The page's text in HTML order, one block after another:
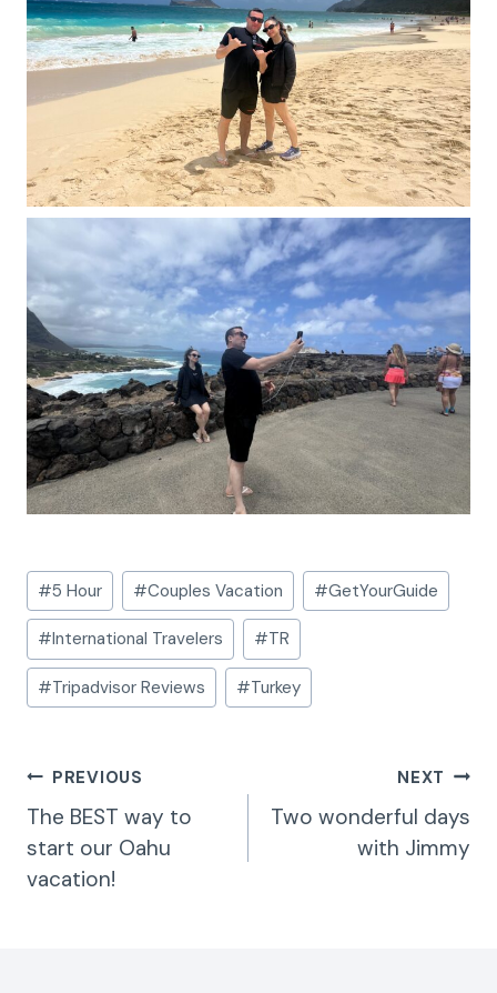
Post
Tags:
#5 Hour #Couples Vacation #GetYourGuide
#International Travelers #TR
#Tripadvisor Reviews #Turkey
Post
Navigation
PREVIOUS
The BEST way to
start our Oahu
vacation!
NEXT
Two wonderful days
with Jimmy